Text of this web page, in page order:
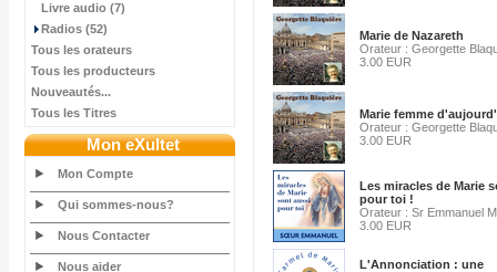
Livre audio (7)
Radios (52)
Tous les orateurs
Tous les producteurs
Nouveautés...
Tous les Titres
Mon eXultet
Mon Compte
Qui sommes-nous?
Nous Contacter
Nous aider
Marie de Nazareth
Orateur : Georgette
3.00 EUR
Marie femme
Orateur : Georgette
3.00 EUR
Les miracles de Marie
pour toi !
Orateur : Sr Emmanuel
3.00 EUR
L'Annonciation : une